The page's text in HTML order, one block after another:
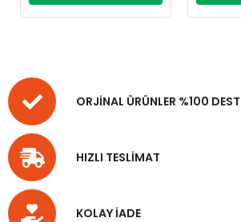
ORJİNAL ÜRÜNLER %100
HIZLI TESLİMAT
KOLAY İADE